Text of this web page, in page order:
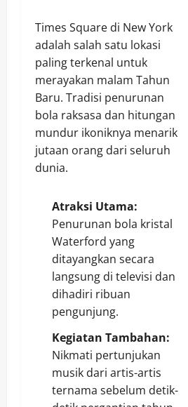
Times Square di New York
adalah salah satu lokasi
paling terkenal untuk
merayakan malam Tahun
Baru. Tradisi penurunan
bola raksasa dan hitungan
mundur ikoniknya menarik
jutaan orang dari seluruh
dunia.
Atraksi Utama:
Penurunan bola kristal
Waterford yang
ditayangkan secara
langsung di televisi dan
dihadiri ribuan
pengunjung.
Kegiatan Tambahan:
Nikmati pertunjukan
musik dari artis-artis
ternama sebelum detik-